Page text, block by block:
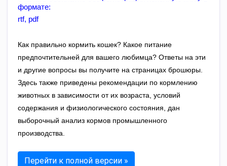
формате:
rtf, pdf
Как правильно кормить кошек? Какое питание
предпочтительней для вашего любимца? Ответы на эти
и другие вопросы вы получите на страницах брошюры.
Здесь также приведены рекомендации по кормлению
животных в зависимости от их возраста, условий
содержания и физиологического состояния, дан
выборочный анализ кормов промышленного
производства.
Перейти к полной версии »